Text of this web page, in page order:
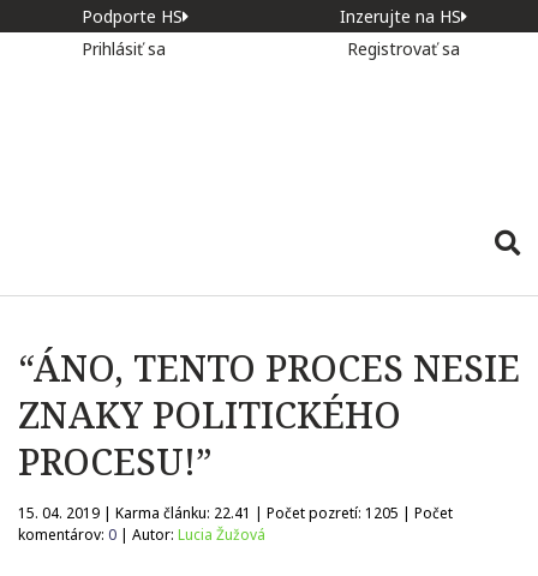
Podporte HS
Inzerujte na HS
Prihlásiť sa
Registrovať sa
“ÁNO, TENTO PROCES NESIE
ZNAKY POLITICKÉHO
PROCESU!”
15. 04. 2019 | Karma článku: 22.41 | Počet pozretí: 1205 | Počet
komentárov: 0 | Autor: Lucia Žužová